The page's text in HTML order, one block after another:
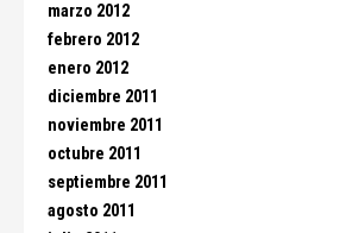
marzo 2012
febrero 2012
enero 2012
diciembre 2011
noviembre 2011
octubre 2011
septiembre 2011
agosto 2011